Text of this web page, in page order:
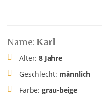
Name: Karl
Alter: 8 Jahre
Geschlecht: männlich
Farbe: grau-beige